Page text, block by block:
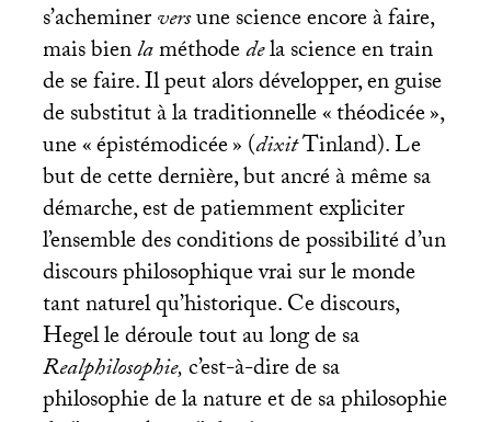
s’acheminerversune science encore à faire,
mais bienlaméthodedela science en train
de se faire. Il peut alors développer, en guise
de substitut à la traditionnelle «théodicée»,
une «épistémodicée» (dixitTinland). Le
but de cette dernière, but ancré à même sa
démarche, est de patiemment expliciter
l’ensemble des conditions de possibilité d’un
discours philosophique vrai sur le monde
tant naturel qu’historique. Ce discours,
Hegel le déroule tout au long de sa
Realphilosophie,c’est-à-dire de sa
philosophie de la nature et de sa philosophie